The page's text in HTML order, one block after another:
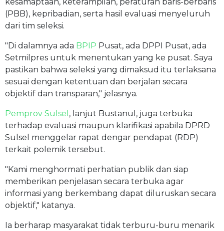
(PBB), kepribadian, serta hasil evaluasi menyeluruh
dari tim seleksi.
"Di dalamnya ada BPIP Pusat, ada DPPI Pusat, ada
Setmilpres untuk menentukan yang ke pusat. Saya
pastikan bahwa seleksi yang dimaksud itu terlaksana
sesuai dengan ketentuan dan berjalan secara
objektif dan transparan," jelasnya.
Pemprov Sulsel , lanjut Bustanul, juga terbuka
terhadap evaluasi maupun klarifikasi apabila DPRD
Sulsel menggelar rapat dengar pendapat (RDP)
terkait polemik tersebut.
"Kami menghormati perhatian publik dan siap
memberikan penjelasan secara terbuka agar
informasi yang berkembang dapat diluruskan secara
objektif," katanya.
Ia berharap masyarakat tidak terburu-buru menarik